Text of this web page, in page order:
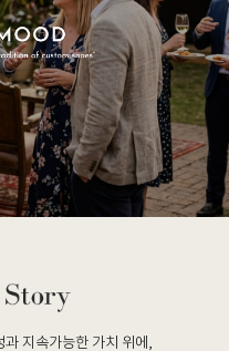
지속가능한 가치 위에,